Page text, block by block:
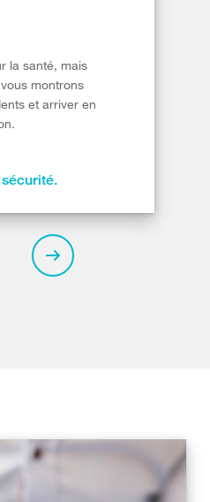
la santé, mais
montrons
et arriver en